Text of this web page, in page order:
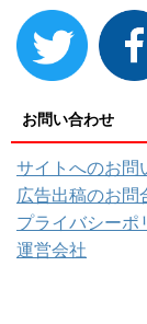
お問い合わせ
サイトへのお問
広告出稿のお問
プライバシーポ
運営会社